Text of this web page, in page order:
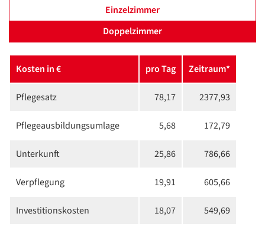
Einzelzimmer
Doppelzimmer
Kosten in € pro Tag Zeitraum*
Pflegesatz 78,17 2377,93
Pflege­ausbildungs­umlage 5,68 172,79
Unterkunft 25,86 786,66
Verpflegung 19,91 605,66
Investitions­kosten 18,07 549,69